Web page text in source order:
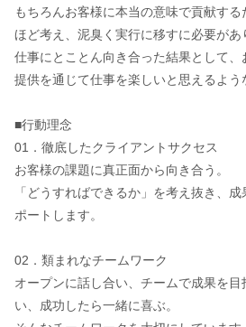
もちろんお客様に本当の意味で貢献する
ほど考え、泥臭く実行に移すに必要があ
仕事にとことん向き合った結果として
提供を通じて仕事を楽しいと思えるよう
■行動理念
01．徹底したクライアントサクセス
お客様の課題に真正面から向き合う。
「どうすればできるか」を考え抜き、
ポートします。
02．類まれなチームワーク
オープンに話し合い、チームで成果を
い、成功したら一緒に喜ぶ。